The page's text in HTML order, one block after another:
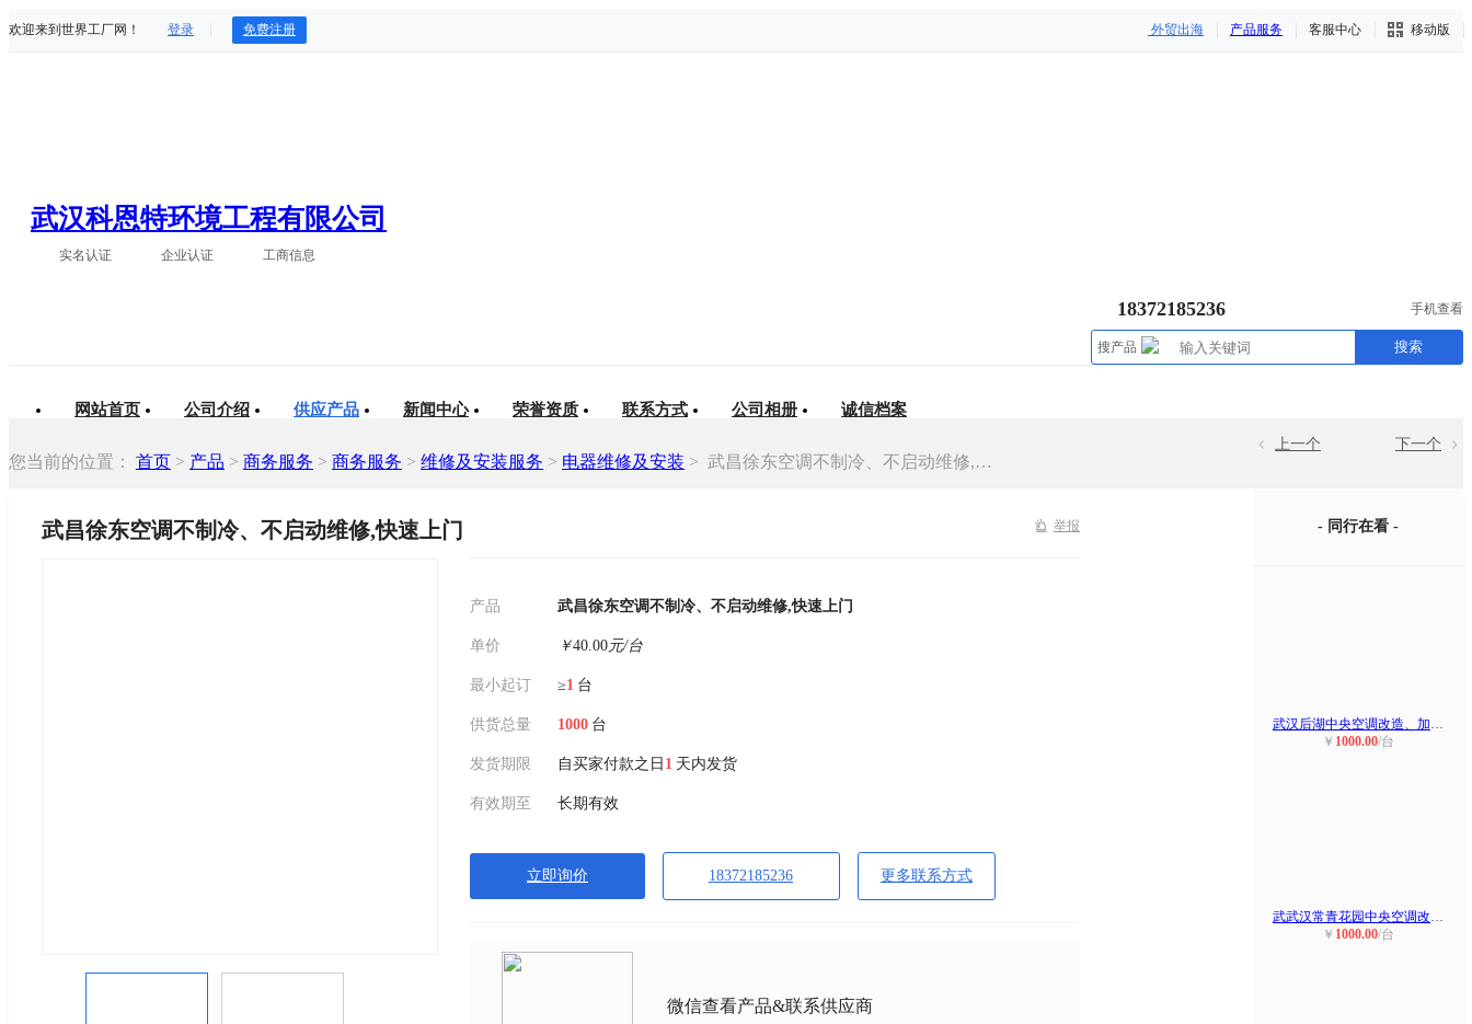
欢迎来到世界工厂网！ 登录 免费注册 外贸出海 产品服务 客服中心 移动版
武汉科恩特环境工程有限公司
实名认证 企业认证 工商信息
18372185236 手机查看
搜产品 搜索
网站首页 公司介绍 供应产品 新闻中心 荣誉资质 联系方式 公司相册 诚信档案
您当前的位置： 首页 > 产品 > 商务服务 > 商务服务 > 维修及安装服务 > 电器维修及安装 > 武昌徐东空调不制冷、不启动维修,快速上门
上一个 下一个
武昌徐东空调不制冷、不启动维修,快速上门 举报
产品 武昌徐东空调不制冷、不启动维修,快速上门
单价 ￥40.00元/台
最小起订 ≥1 台
供货总量 1000 台
发货期限 自买家付款之日 1 天内发货
有效期至 长期有效
立即询价 18372185236 更多联系方式
微信查看产品&联系供应商
- 同行在看 -
武汉后湖中央空调改造、加装、移位
￥ 1000.00/台
武武汉常青花园中央空调改造、加装
￥ 1000.00/台